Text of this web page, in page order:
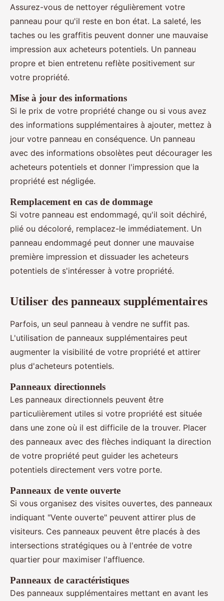
Assurez-vous de nettoyer régulièrement votre
panneau pour qu'il reste en bon état. La saleté, les
taches ou les graffitis peuvent donner une mauvaise
impression aux acheteurs potentiels. Un panneau
propre et bien entretenu reflète positivement sur
votre propriété.
Mise à jour des informations
Si le prix de votre propriété change ou si vous avez
des informations supplémentaires à ajouter, mettez à
jour votre panneau en conséquence. Un panneau
avec des informations obsolètes peut décourager les
acheteurs potentiels et donner l'impression que la
propriété est négligée.
Remplacement en cas de dommage
Si votre panneau est endommagé, qu'il soit déchiré,
plié ou décoloré, remplacez-le immédiatement. Un
panneau endommagé peut donner une mauvaise
première impression et dissuader les acheteurs
potentiels de s'intéresser à votre propriété.
Utiliser des panneaux supplémentaires
Parfois, un seul panneau à vendre ne suffit pas.
L'utilisation de panneaux supplémentaires peut
augmenter la visibilité de votre propriété et attirer
plus d'acheteurs potentiels.
Panneaux directionnels
Les panneaux directionnels peuvent être
particulièrement utiles si votre propriété est située
dans une zone où il est difficile de la trouver. Placer
des panneaux avec des flèches indiquant la direction
de votre propriété peut guider les acheteurs
potentiels directement vers votre porte.
Panneaux de vente ouverte
Si vous organisez des visites ouvertes, des panneaux
indiquant "Vente ouverte" peuvent attirer plus de
visiteurs. Ces panneaux peuvent être placés à des
intersections stratégiques ou à l'entrée de votre
quartier pour maximiser l'affluence.
Panneaux de caractéristiques
Des panneaux supplémentaires mettant en avant les